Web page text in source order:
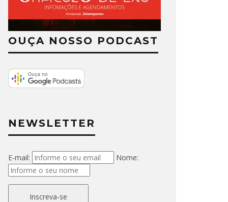
OUÇA NOSSO PODCAST
NEWSLETTER
E-mail: Nome:
Inscreva-se